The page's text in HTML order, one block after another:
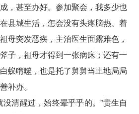
，甚至办好。参加聚会，我多少也
城生活，怎会没有头疼脑热、着
母突发恶疾，主治医生面露难色，
子，祖母才得到一张病床；还有一
蚁啃噬，也是托了舅舅当土地局局
补办。
没清醒过，始终晕乎乎的。”贵生自